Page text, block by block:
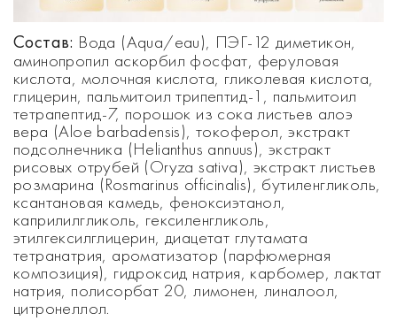
Состав: Вода (Aqua/eau), ПЭГ-12 диметикон,
аминопропил аскорбил фосфат, феруловая
кислота, молочная кислота, гликолевая кислота,
глицерин, пальмитоил трипептид-1, пальмитоил
тетрапептид-7, порошок из сока листьев алоэ
вера (Aloe barbadensis), токоферол, экстракт
подсолнечника (Helianthus annuus), экстракт
рисовых отрубей (Oryza sativa), экстракт листьев
розмарина (Rosmarinus officinalis), бутиленгликоль,
ксантановая камедь, феноксиэтанол,
каприлилгликоль, гексиленгликоль,
этилгексилглицерин, диацетат глутамата
тетранатрия, ароматизатор (парфюмерная
композиция), гидроксид натрия, карбомер, лактат
натрия, полисорбат 20, лимонен, линалоол,
цитронеллол.